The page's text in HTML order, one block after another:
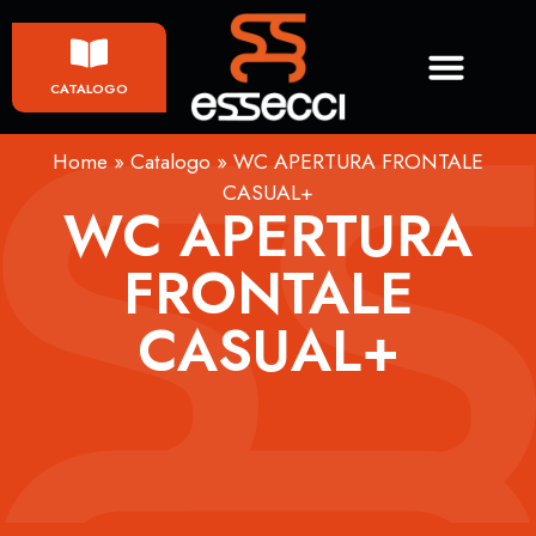
CATALOGO
Home » Catalogo » WC APERTURA FRONTALE
CASUAL+
WC APERTURA
FRONTALE
CASUAL+